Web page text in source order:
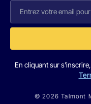
En cliquant sur
© 2026 Talmont